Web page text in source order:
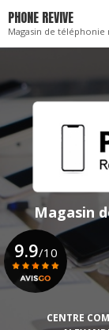
au
contenu
principal
PHONE REVIVE
Magasin de
Magasin
CENTRE
9.9/10